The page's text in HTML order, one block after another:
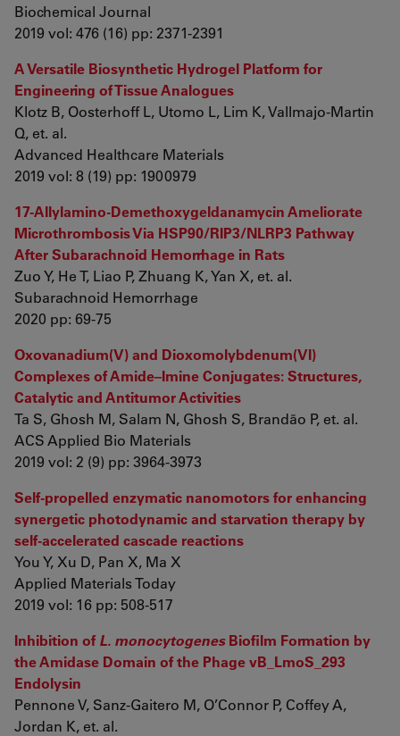
Biochemical Journal
2019 vol: 476 (16) pp: 2371-2391
A Versatile Biosynthetic Hydrogel Platform for
Engineering of Tissue Analogues
Klotz B, Oosterhoff L, Utomo L, Lim K, Vallmajo‐Martin
Q, et. al.
Advanced Healthcare Materials
2019 vol: 8 (19) pp: 1900979
17-Allylamino-Demethoxygeldanamycin Ameliorate
Microthrombosis Via HSP90/RIP3/NLRP3 Pathway
After Subarachnoid Hemorrhage in Rats
Zuo Y, He T, Liao P, Zhuang K, Yan X, et. al.
Subarachnoid Hemorrhage
2020 pp: 69-75
Oxovanadium(V) and Dioxomolybdenum(VI)
Complexes of Amide–Imine Conjugates: Structures,
Catalytic and Antitumor Activities
Ta S, Ghosh M, Salam N, Ghosh S, Brandão P, et. al.
ACS Applied Bio Materials
2019 vol: 2 (9) pp: 3964-3973
Self-propelled enzymatic nanomotors for enhancing
synergetic photodynamic and starvation therapy by
self-accelerated cascade reactions
You Y, Xu D, Pan X, Ma X
Applied Materials Today
2019 vol: 16 pp: 508-517
Inhibition ofL. monocytogenesBiofilm Formation by
the Amidase Domain of the Phage vB_LmoS_293
Endolysin
Pennone V, Sanz-Gaitero M, O’Connor P, Coffey A,
Jordan K, et. al.